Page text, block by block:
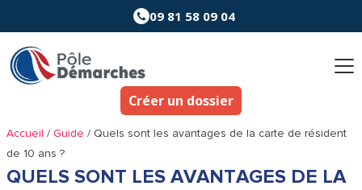
au
contenu
09 81 58 09 04
Créer un dossier
Accueil /Guide / Quels sont les avantages de la carte de résident
de 10 ans ?
QUELS SONT LES AVANTAGES DE LA